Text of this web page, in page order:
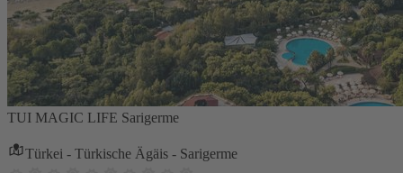
TUI MAGIC LIFE Sarigerme
Türkei - Türkische Ägäis - Sarigerme